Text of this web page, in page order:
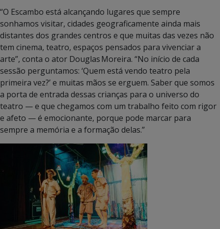
“O Escambo está alcançando lugares que sempre
sonhamos visitar, cidades geograficamente ainda mais
distantes dos grandes centros e que muitas das vezes não
tem cinema, teatro, espaços pensados para vivenciar a
arte”, conta o ator Douglas Moreira. “No início de cada
sessão perguntamos: ‘Quem está vendo teatro pela
primeira vez?’ e muitas mãos se erguem. Saber que somos
a porta de entrada dessas crianças para o universo do
teatro — e que chegamos com um trabalho feito com rigor
e afeto — é emocionante, porque pode marcar para
sempre a memória e a formação delas.”